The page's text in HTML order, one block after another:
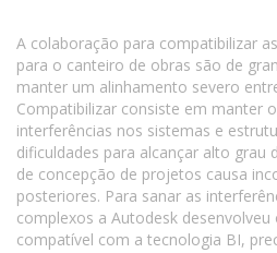
A colaboração para compatibilizar
para o canteiro de obras são de
manter um alinhamento severo
Compatibilizar consiste em manter
interferências nos sistemas e
dificuldades para alcançar alto grau
de concepção de projetos causa
posteriores. Para sanar as
complexos a Autodesk
compatível com a tecnologia BI,